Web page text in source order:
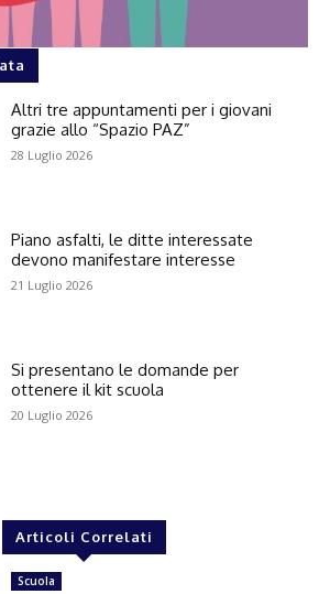
Altri tre appuntamenti per i giovani
grazie allo “Spazio PAZ”
28 Luglio 2026
Piano asfalti, le ditte interessate
devono manifestare interesse
21 Luglio 2026
Si presentano le domande per
ottenere il kit scuola
20 Luglio 2026
Articoli Correlati
Scuola